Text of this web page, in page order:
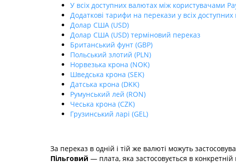
У всіх доступних валютах між користувачами
Додаткові тарифи на перекази у всіх
Долар США (USD)
Долар США (USD) терміновий переказ
Британський фунт (GBP)
Польський злотий (PLN)
Норвезька крона (NOK)
Шведська крона (SEK)
Датська крона (DKK)
Румунський лей (RON)
Чеська крона (CZK)
Грузинський ларі (GEL)
За переказ в одній і тій же валюті можуть
Пільговий — плата, яка застосовується в конкретній